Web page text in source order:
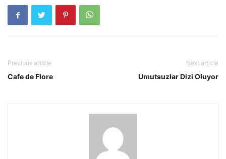
Previous article
Cafe de Flore
Next article
Umutsuzlar Dizi Oluyor